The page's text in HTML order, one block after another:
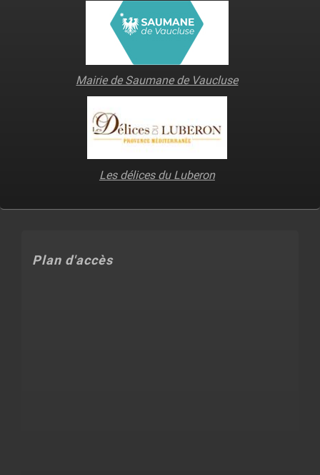
Mairie de Saumane de Vaucluse
Les délices du Luberon
Plan d'accès